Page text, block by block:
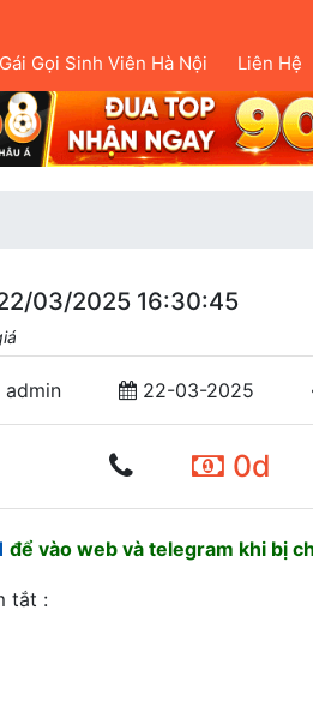
Gái Gọi Sinh Viên Hà Nội Liên Hệ
03/2025 16:30:45
admin 22-03-2025
0d
để vào web và telegram khi bị
tắt :